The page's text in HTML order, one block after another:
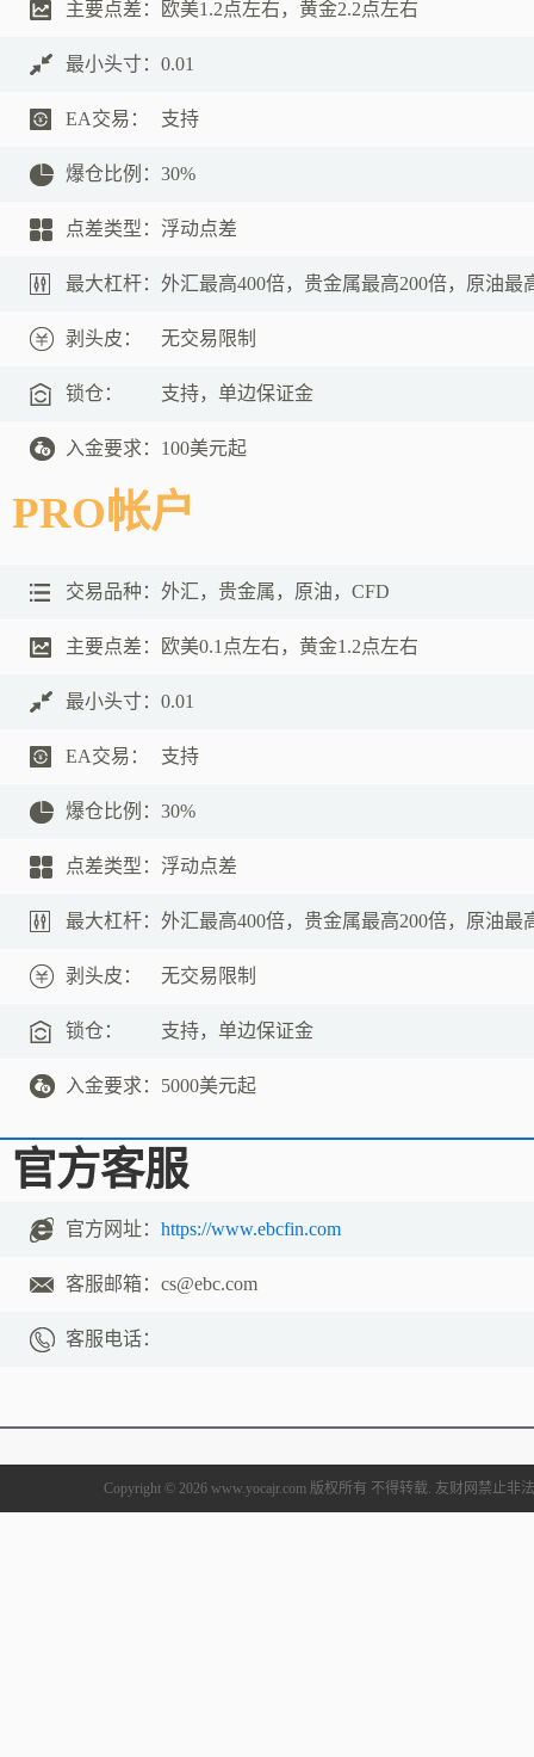
主要点差： 欧美1.2点左右，黄金2.2点左右
最小头寸： 0.01
EA交易： 支持
爆仓比例： 30%
点差类型： 浮动点差
最大杠杆： 外汇最高400倍，贵金属最高200倍，原油最
剥头皮： 无交易限制
锁仓： 支持，单边保证金
入金要求： 100美元起
PRO帐户
交易品种： 外汇，贵金属，原油，CFD
主要点差： 欧美0.1点左右，黄金1.2点左右
最小头寸： 0.01
EA交易： 支持
爆仓比例： 30%
点差类型： 浮动点差
最大杠杆： 外汇最高400倍，贵金属最高200倍，原油最
剥头皮： 无交易限制
锁仓： 支持，单边保证金
入金要求： 5000美元起
官方客服
官方网址： https://www.ebcfin.com
客服邮箱： cs@ebc.com
客服电话：
Copyright © 2026 www.yocajr.com 版权所有 不得转载. 友财网禁止非